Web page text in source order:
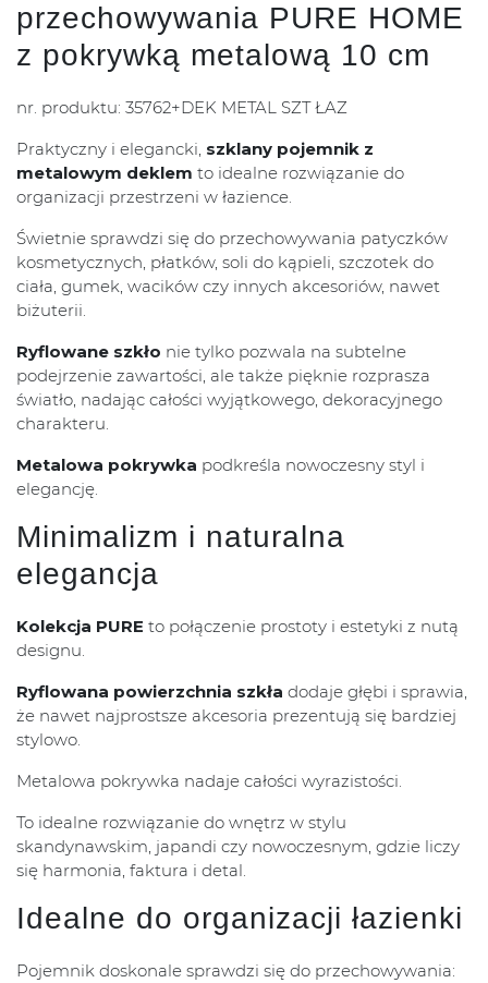
przechowywania PURE HOME
z pokrywką metalową 10 cm
nr. produktu: 35762+DEK METAL SZT ŁAZ
Praktyczny i elegancki, szklany pojemnik z
metalowym deklem to idealne rozwiązanie do
organizacji przestrzeni w łazience.
Świetnie sprawdzi się do przechowywania patyczków
kosmetycznych, płatków, soli do kąpieli, szczotek do
ciała, gumek, wacików czy innych akcesoriów, nawet
biżuterii.
Ryflowane szkło nie tylko pozwala na subtelne
podejrzenie zawartości, ale także pięknie rozprasza
światło, nadając całości wyjątkowego, dekoracyjnego
charakteru.
Metalowa pokrywka podkreśla nowoczesny styl i
elegancję.
Minimalizm i naturalna
elegancja
Kolekcja PURE to połączenie prostoty i estetyki z nutą
designu.
Ryflowana powierzchnia szkła dodaje głębi i sprawia,
że nawet najprostsze akcesoria prezentują się bardziej
stylowo.
Metalowa pokrywka nadaje całości wyrazistości.
To idealne rozwiązanie do wnętrz w stylu
skandynawskim, japandi czy nowoczesnym, gdzie liczy
się harmonia, faktura i detal.
Idealne do organizacji łazienki
Pojemnik doskonale sprawdzi się do przechowywania: